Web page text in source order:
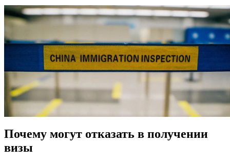
Почему могут отказать в получении
визы